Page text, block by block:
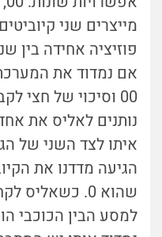
מייצרים שני
אם נמדוד את
נותנים לאליס את
איתו לצד השני של
הגיעה מדדנו את
שהוא 0.
למסע הבין הכוכבי